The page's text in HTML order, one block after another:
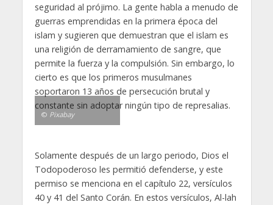
seguridad al prójimo. La gente habla a menudo de
guerras emprendidas en la primera época del
islam y sugieren que demuestran que el islam es
una religión de derramamiento de sangre, que
permite la fuerza y la compulsión. Sin embargo, lo
cierto es que los primeros musulmanes
soportaron 13 años de persecución brutal y
constante sin adoptar ningún tipo de represalias.
© Pixabay
Solamente después de un largo periodo, Dios el
Todopoderoso les permitió defenderse, y este
permiso se menciona en el capítulo 22, versículos
40 y 41 del Santo Corán. En estos versículos, Al-lah